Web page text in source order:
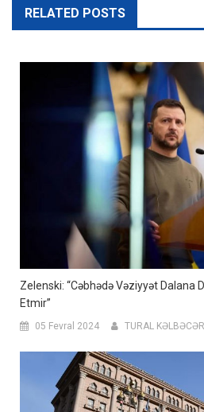
RELATED POSTS
Zelenski: “Cəbhədə Vəziyyət Dalana
Etmir”
05 Fevral 2024 TURAL